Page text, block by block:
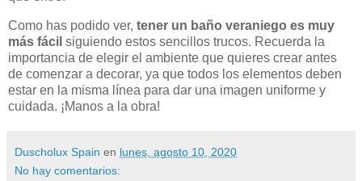
Como has podido ver, tener un baño veraniego es muy
más fácil siguiendo estos sencillos trucos. Recuerda la
importancia de elegir el ambiente que quieres crear antes
de comenzar a decorar, ya que todos los elementos deben
estar en la misma línea para dar una imagen uniforme y
cuidada. ¡Manos a la obra!
Duscholux Spain en lunes, agosto 10, 2020
No hay comentarios: